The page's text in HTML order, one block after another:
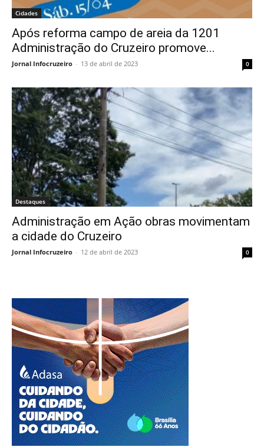
Cidades
Após reforma campo de areia da 1201
Administração do Cruzeiro promove...
Jornal Infocruzeiro - 13 de abril de 2023 0
Destaques
Administração em Ação obras movimentam
a cidade do Cruzeiro
Jornal Infocruzeiro - 12 de abril de 2023 0